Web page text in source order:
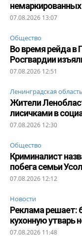
немаркированных
07.08.2026 13:07
Общество
Во время рейда в
Росгвардии
07.08.2026 12:51
Ленинградская область
Жители
лисичками в
07.08.2026 12:30
Общество
Криминалист
побега семьи
07.08.2026 12:12
Новости
Реклама решает:
кухонную утварь
07.08.2026 11:48